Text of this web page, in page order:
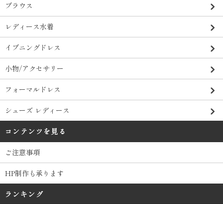
ブラウス
レディース水着
イブニングドレス
小物/アクセサリー
フォーマルドレス
シューズ レディース
コンテンツを見る
ご注意事項
HP制作も承ります
ランキング